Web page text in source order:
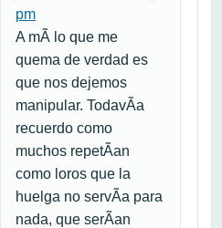
pm
A mÃ­ lo que me
quema de verdad es
que nos dejemos
manipular. TodavÃ­a
recuerdo como
muchos repetÃ­an
como loros que la
huelga no servÃ­a para
nada, que serÃ­an